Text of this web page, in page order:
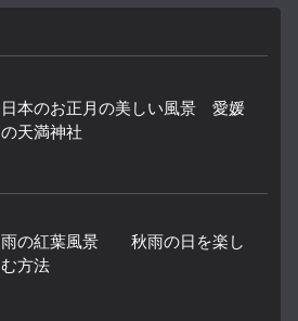
日本のお正月の美しい風景 愛媛
の天満神社
雨の紅葉風景 秋雨の日を楽し
む方法